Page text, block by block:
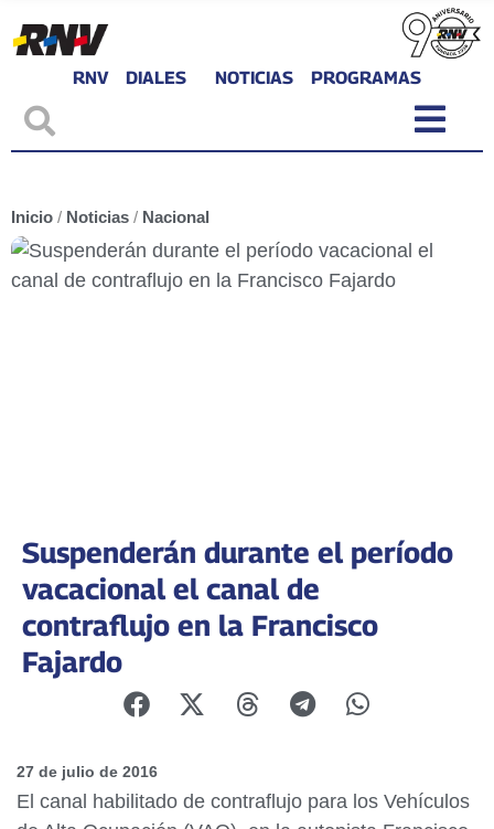
RNV DIALES NOTICIAS PROGRAMAS
Inicio / Noticias / Nacional
Suspenderán durante el período
vacacional el canal de
contraflujo en la Francisco
Fajardo
27 de julio de 2016
El canal habilitado de contraflujo para los Vehículos